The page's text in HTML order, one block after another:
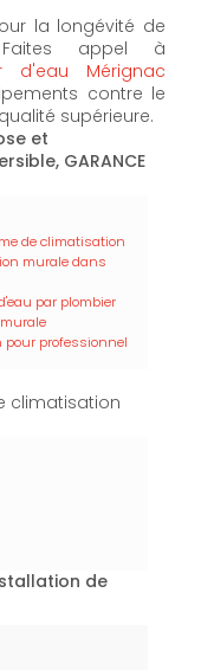
la longévité de
Faites appel à
d'eau Mérignac
contre le
supérieure.
et
GARANCE
de climatisation
murale dans
par plombier
pour professionnel
climatisation
de